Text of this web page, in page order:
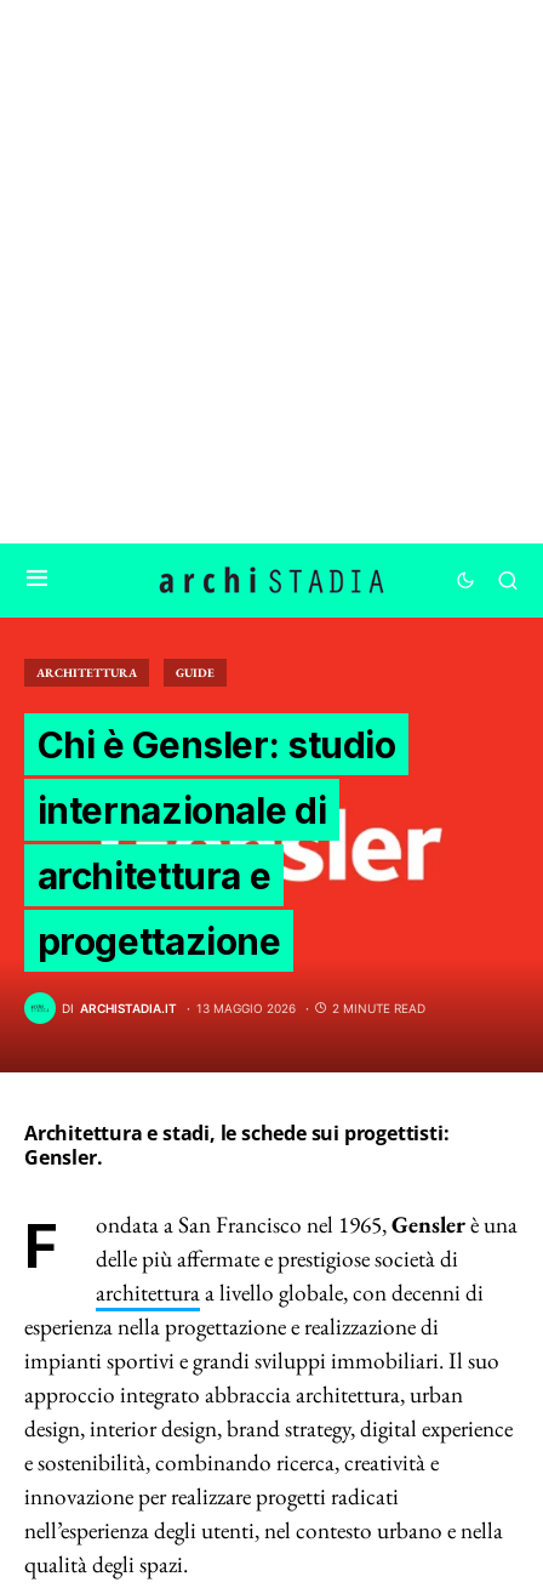
ARCHITETTURA GUIDE
Chi è Gensler: studio
internazionale di
architettura e
progettazione
DI ARCHISTADIA.IT 13 MAGGIO 2026 2 MINUTE READ
Architettura e stadi, le schede sui progettisti:
Gensler.
Fondata a San Francisco nel 1965,Genslerè una
delle più affermate e prestigiose società di
architetturaa livello globale, con decenni di
esperienza nella progettazione e realizzazione di
impianti sportivi e grandi sviluppi immobiliari. Il suo
approccio integrato abbraccia architettura, urban
design, interior design, brand strategy, digital experience
e sostenibilità, combinando ricerca, creatività e
innovazione per realizzare progetti radicati
nell’esperienza degli utenti, nel contesto urbano e nella
qualità degli spazi.